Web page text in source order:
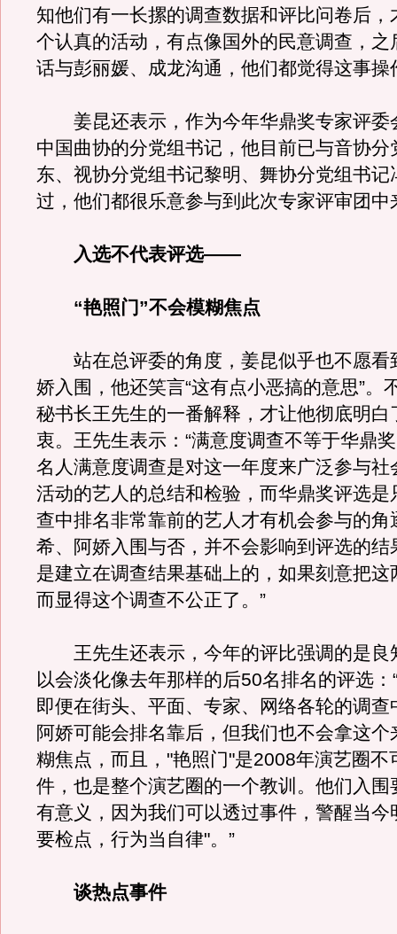
知他们有一长摞的调查数据和评比问卷后，
个认真的活动，有点像国外的民意调查，之
话与彭丽媛、成龙沟通，他们都觉得这事操
姜昆还表示，作为今年华鼎奖专家评委
中国曲协的分党组书记，他目前已与音协分
东、视协分党组书记黎明、舞协分党组书记
过，他们都很乐意参与到此次专家评审团中
入选不代表评选——
“艳照门”不会模糊焦点
站在总评委的角度，姜昆似乎也不愿看
娇入围，他还笑言“这有点小恶搞的意思”。
秘书长王先生的一番解释，才让他彻底明白
衷。王先生表示：“满意度调查不等于华鼎
名人满意度调查是对这一年度来广泛参与社
活动的艺人的总结和检验，而华鼎奖评选是
查中排名非常靠前的艺人才有机会参与的角
希、阿娇入围与否，并不会影响到评选的结
是建立在调查结果基础上的，如果刻意把这
而显得这个调查不公正了。”
王先生还表示，今年的评比强调的是良
以会淡化像去年那样的后50名排名的评选：
即便在街头、平面、专家、网络各轮的调查
阿娇可能会排名靠后，但我们也不会拿这个
糊焦点，而且，"艳照门"是2008年演艺圈不
件，也是整个演艺圈的一个教训。他们入围
有意义，因为我们可以透过事件，警醒当今
要检点，行为当自律"。”
谈热点事件